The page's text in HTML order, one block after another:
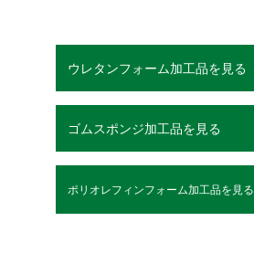
ウレタンフォーム加工品を見る
ゴムスポンジ加工品を見る
ポリオレフィンフォーム加工品を見る